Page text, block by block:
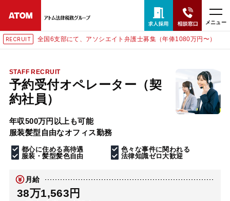
メニュー
RECRUIT 全国6支部にて、アソシエイト弁護士募集（年俸1080万円〜）
STAFF RECRUIT
予約受付オペレーター（契
約社員）
年収500万円以上も可能
服装髪型自由なオフィス勤務
都心に住める高待遇
色々な事件に関われる
服装・髪型髪色自由
法律知識ゼロ大歓迎
月給
38万1,563円
24時間365日全国対応
無料相談窓口はこちら
電話・LINE・メールで相談予約受付中
ホーム
取扱分野
解決実績